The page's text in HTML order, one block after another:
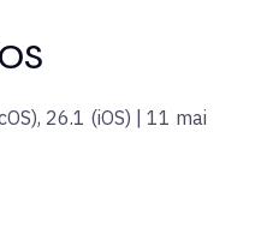
26.1 (iOS) | 11 mai